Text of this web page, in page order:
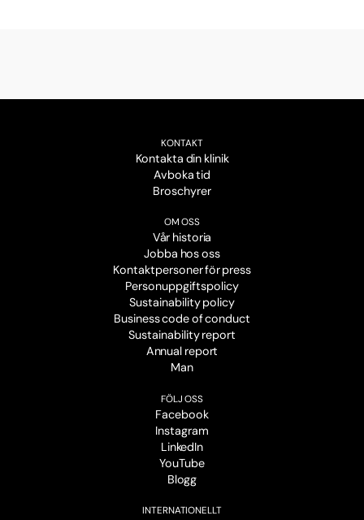
KONTAKT
Kontakta din klinik
Avboka tid
Broschyrer
OM OSS
Vår historia
Jobba hos oss
Kontaktpersoner för press
Personuppgiftspolicy
Sustainability policy
Business code of conduct
Sustainability report
Annual report
Man
FÖLJ OSS
Facebook
Instagram
LinkedIn
YouTube
Blogg
INTERNATIONELLT